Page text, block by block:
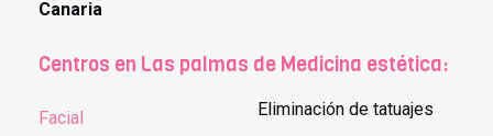
Canaria
Centros en Las palmas de Medicina estética:
Facial
Eliminación de tatuajes